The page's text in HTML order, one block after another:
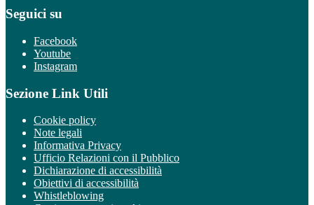
Seguici su
Facebook
Youtube
Instagram
Sezione Link Utili
Cookie policy
Note legali
Informativa Privacy
Ufficio Relazioni con il Pubblico
Dichiarazione di accessibilità
Obiettivi di accessibilità
Whistleblowing